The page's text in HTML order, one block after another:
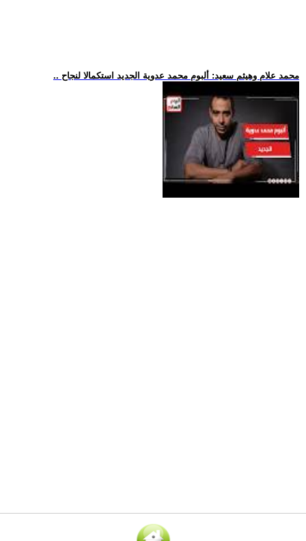
.. محمد علام وهيثم سعيد: ألبوم محمد عدوية الجديد استكمالا لنجاح